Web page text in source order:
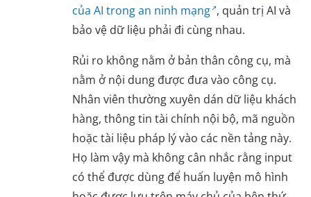
của AI trong an ninh mạng , quản trị AI và
bảo vệ dữ liệu phải đi cùng nhau.
Rủi ro không nằm ở bản thân công cụ, mà
nằm ở nội dung được đưa vào công cụ.
Nhân viên thường xuyên dán dữ liệu khách
hàng, thông tin tài chính nội bộ, mã nguồn
hoặc tài liệu pháp lý vào các nền tảng này.
Họ làm vậy mà không cân nhắc rằng input
có thể được dùng để huấn luyện mô hình